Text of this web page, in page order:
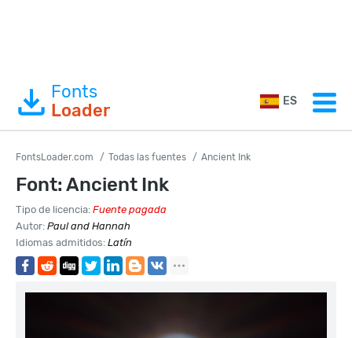
Fonts
Loader
ES
FontsLoader.com Todas las fuentes Ancient Ink
Font: Ancient Ink
Tipo de licencia: Fuente pagada
Autor: Paul and Hannah
Idiomas admitidos: Latín